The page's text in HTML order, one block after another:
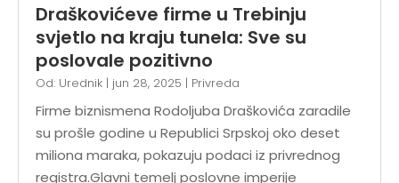
Draškovićeve firme u Trebinju
svjetlo na kraju tunela: Sve su
poslovale pozitivno
Od: Urednik | jun 28, 2025 | Privreda
Firme biznismena Rodoljuba Draškovića zaradile
su prošle godine u Republici Srpskoj oko deset
miliona maraka, pokazuju podaci iz privrednog
registra.Glavni temelj poslovne imperije